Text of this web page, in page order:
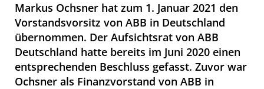
Markus Ochsner hat zum 1. Januar 2021 den
Vorstandsvorsitz von ABB in Deutschland
übernommen. Der Aufsichtsrat von ABB
Deutschland hatte bereits im Juni 2020 einen
entsprechenden Beschluss gefasst. Zuvor war
Ochsner als Finanzvorstand von ABB in